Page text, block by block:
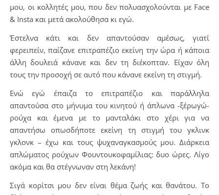
μου, οι κολλητές μου, που δεν πολυασχολούνται με Face
& Insta και μετά ακολούθησα κι εγώ.
Έστελνα κάτι και δεν απαντούσαν αμέσως, γιατί
φερειπείν, παίζανε επιτραπέζιο εκείνη την ώρα ή κάποια
άλλη δουλειά κάνανε και δεν τη διέκοπταν. Είχαν όλη
τους την προσοχή σε αυτό που κάνανε εκείνη τη στιγμή.
Ενώ εγώ έπαιζα το επιτραπέζιο και παράλληλα
απαντούσα στο μήνυμα του κινητού ή άπλωνα -ξέρωγώ-
ρούχα και έμενα με το μανταλάκι στο χέρι για να
απαντήσω οπωσδήποτε εκείνη τη στιγμή του γκλινκ
γκλονκ – έχω και τους ψυχαναγκασμούς μου. Διάρκεια
απλώματος ρούχων Φουντουκοφαμίλιας: δυο ώρες. Λίγο
ακόμα και θα στέγνωναν στη λεκάνη!
Σιγά κορίτσι μου δεν είναι θέμα ζωής και θανάτου. Το